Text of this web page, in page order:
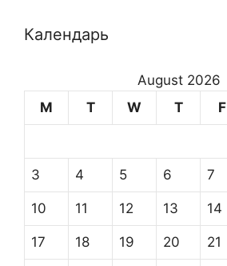
Календарь
August 2026
M
T W T F
3 4 5 6 7
10 11 12 13 14
17 18 19 20 21